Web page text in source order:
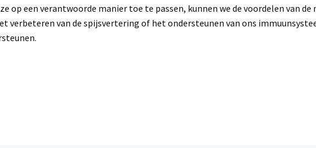
op een verantwoorde manier toe te passen, kunnen we de voordelen van
verbeteren van de spijsvertering of het ondersteunen van ons